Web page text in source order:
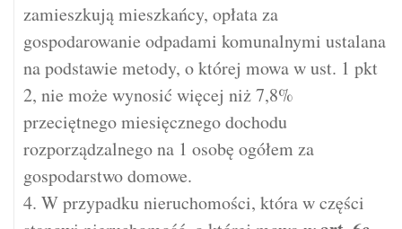
zamieszkują mieszkańcy, opłata za
gospodarowanie odpadami komunalnymi ustalana
na podstawie metody, o której mowa w ust. 1 pkt
2, nie może wynosić więcej niż 7,8%
przeciętnego miesięcznego dochodu
rozporządzalnego na 1 osobę ogółem za
gospodarstwo domowe.
4. W przypadku nieruchomości, która w części